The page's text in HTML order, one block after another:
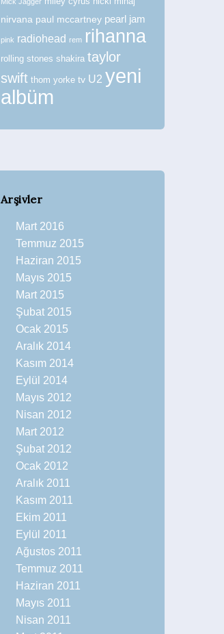
nirvana paul mccartney pearl jam
pink radiohead rem rihanna
rolling stones shakira taylor
swift thom yorke tv U2 yeni
albüm
Arşivler
Mart 2016
Temmuz 2015
Haziran 2015
Mayıs 2015
Mart 2015
Şubat 2015
Ocak 2015
Aralık 2014
Kasım 2014
Eylül 2014
Mayıs 2012
Nisan 2012
Mart 2012
Şubat 2012
Ocak 2012
Aralık 2011
Kasım 2011
Ekim 2011
Eylül 2011
Ağustos 2011
Temmuz 2011
Haziran 2011
Mayıs 2011
Nisan 2011